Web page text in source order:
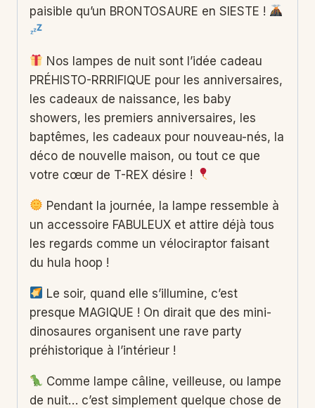
paisible qu’un BRONTOSAURE en SIESTE !
Nos lampes de nuit sont l’idée cadeau
PRÉHISTO-RRRIFIQUE pour les anniversaires,
les cadeaux de naissance, les baby
showers, les premiers anniversaires, les
baptêmes, les cadeaux pour nouveau-nés, la
déco de nouvelle maison, ou tout ce que
votre cœur de T-REX désire !
Pendant la journée, la lampe ressemble à
un accessoire FABULEUX et attire déjà tous
les regards comme un vélociraptor faisant
du hula hoop !
Le soir, quand elle s’illumine, c’est
presque MAGIQUE ! On dirait que des mini-
dinosaures organisent une rave party
préhistorique à l’intérieur !
Comme lampe câline, veilleuse, ou lampe
de nuit… c’est simplement quelque chose de